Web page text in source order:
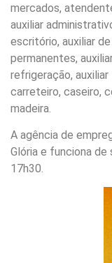
mercados,
auxiliar
escritório, auxiliar
permanentes,
refrigeração,
carreteiro, caseiro,
madeira.
A agência de
Glória e funciona de
17h30.